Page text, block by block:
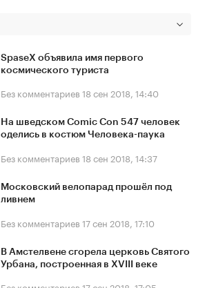
SpaseX объявила имя первого
космического туриста
Без комментариев 18 сен 2018, 14:40
На шведском Comic Con 547 человек
оделись в костюм Человека-паука
Без комментариев 18 сен 2018, 14:37
Московский велопарад прошёл под
ливнем
Без комментариев 17 сен 2018, 17:10
В Амстелвене сгорела церковь Святого
Урбана, построенная в XVIII веке